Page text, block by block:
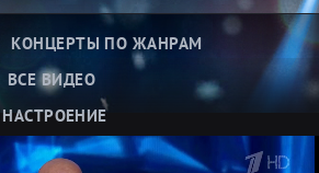
КОНЦЕРТЫ ПО ЖАНРАМ
ВСЕ ВИДЕО